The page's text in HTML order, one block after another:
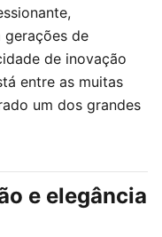
gerações de
de inovação
entre as muitas
um dos grandes
e elegância